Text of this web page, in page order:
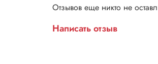
Отзывов еще никто не
Написать отзыв